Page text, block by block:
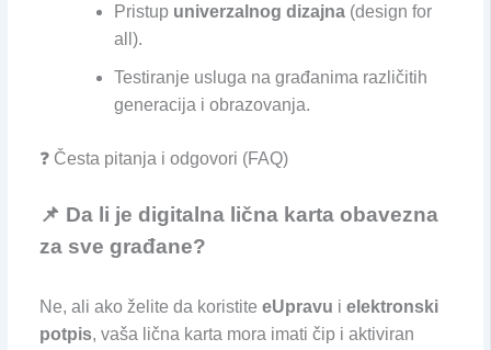
Pristup univerzalnog dizajna(design for
all).
Testiranje usluga na građanima različitih
generacija i obrazovanja.
❓ Česta pitanja i odgovori (FAQ)
📌 Da li je digitalna lična karta obavezna
za sve građane?
Ne, ali ako želite da koristite eUpravu i elektronski
potpis, vaša lična karta mora imati čip i aktiviran